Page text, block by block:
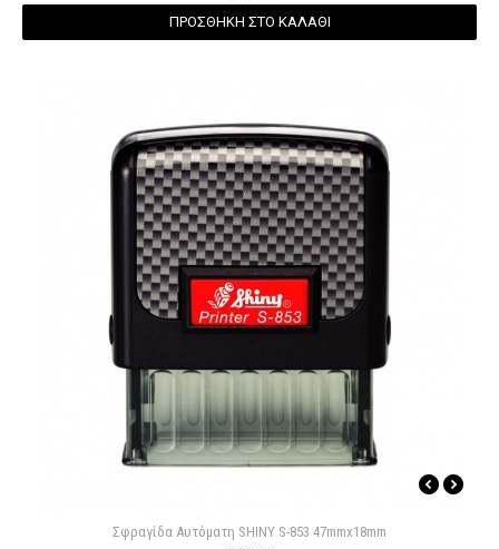
ΠΡΟΣΘΗΚΗ ΣΤΟ ΚΑΛΑΘΙ
Σφραγίδα Αυτόματη SHINY S-853 47mmx18mm